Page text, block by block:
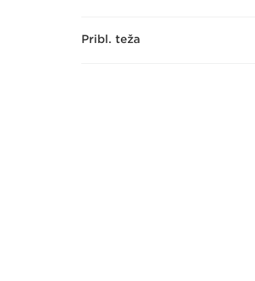
Pribl. teža